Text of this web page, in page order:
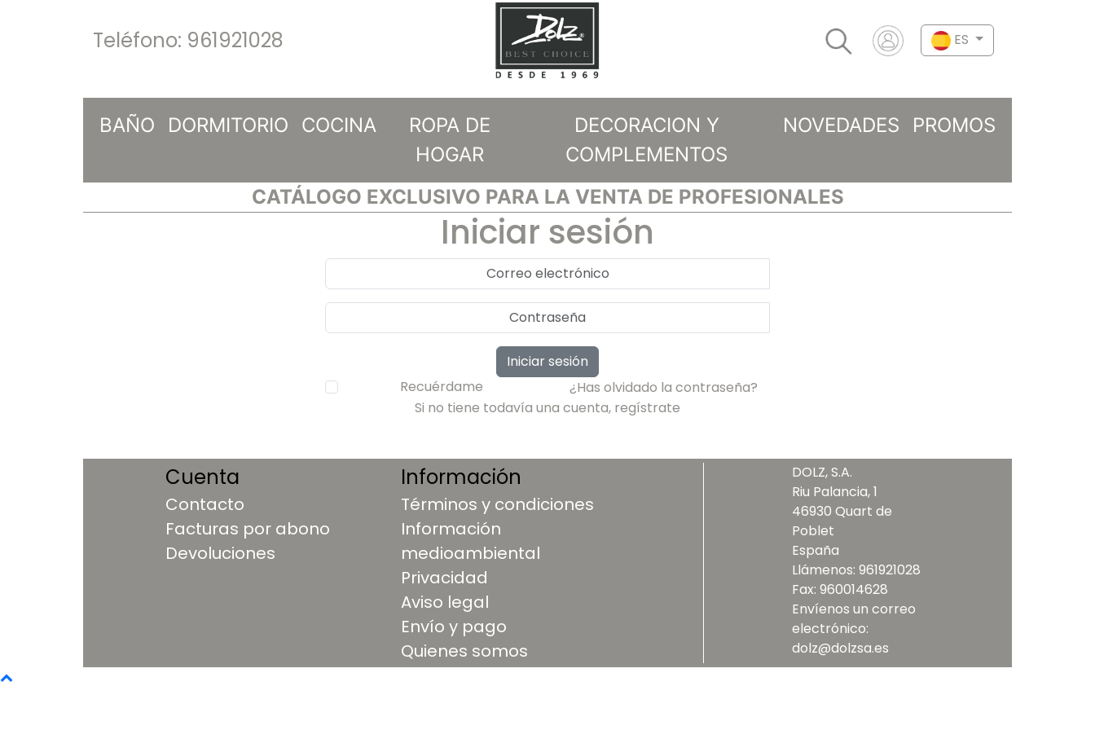
Teléfono: 961921028 ES
BAÑO DORMITORIO COCINA
ROPA DE
HOGAR
DECORACION Y
COMPLEMENTOS
NOVEDADES PROMOS
CATÁLOGO EXCLUSIVO PARA LA VENTA DE PROFESIONALES
Iniciar sesión
Iniciar sesión
Recuérdame
¿Has olvidado la contraseña?
Si no tiene todavía una cuenta, regístrate
Cuenta
Contacto
Facturas por abono
Devoluciones
Información
Términos y condiciones
Información
medioambiental
Privacidad
Aviso legal
Envío y pago
Quienes somos
DOLZ, S.A.
Riu Palancia, 1
46930 Quart de
Poblet
España
Llámenos:961921028
Fax:960014628
Envíenos un correo
electrónico:
dolz@dolzsa.es